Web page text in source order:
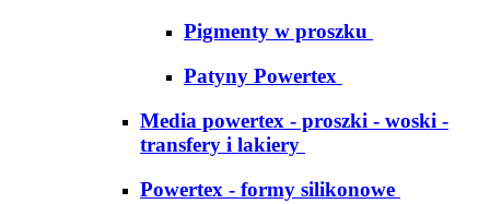
Pigmenty w proszku
Patyny Powertex
Media powertex - proszki - woski -
transfery i lakiery
Powertex - formy silikonowe